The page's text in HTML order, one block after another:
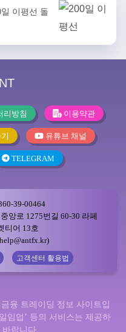
이평선 돌
리방침 이용약관
유튜브 채널
TELEGRAM
39-00464
앙로 1275번길 60-30 라페
티어 13호
고객센터 활용법
융 트레이딩 정보 사이트입
임업’ 등의 서비스는 제공하
랍니다.